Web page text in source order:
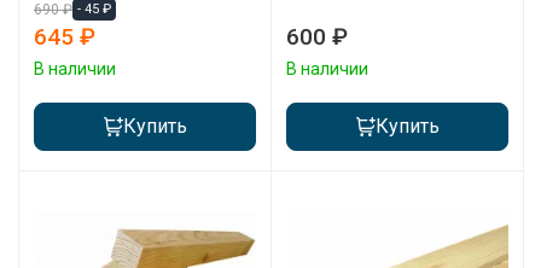
690 ₽ - 45 ₽
645 ₽
В наличии
Купить
600 ₽
В наличии
Купить